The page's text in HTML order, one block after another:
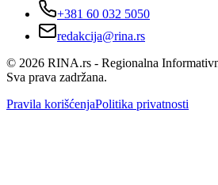
+381 60 032 5050
redakcija@rina.rs
© 2026 RINA.rs - Regionalna
Sva prava zadržana.
Pravila korišćenjaPolitika privatnosti